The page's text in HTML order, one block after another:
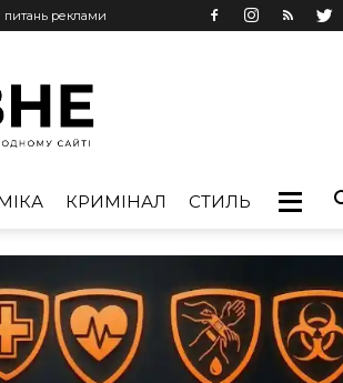
питань реклами
КРИМІНАЛ СТИЛЬ